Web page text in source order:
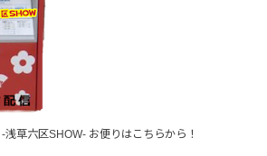
浅草六区SHOW- お便りはこちらから！